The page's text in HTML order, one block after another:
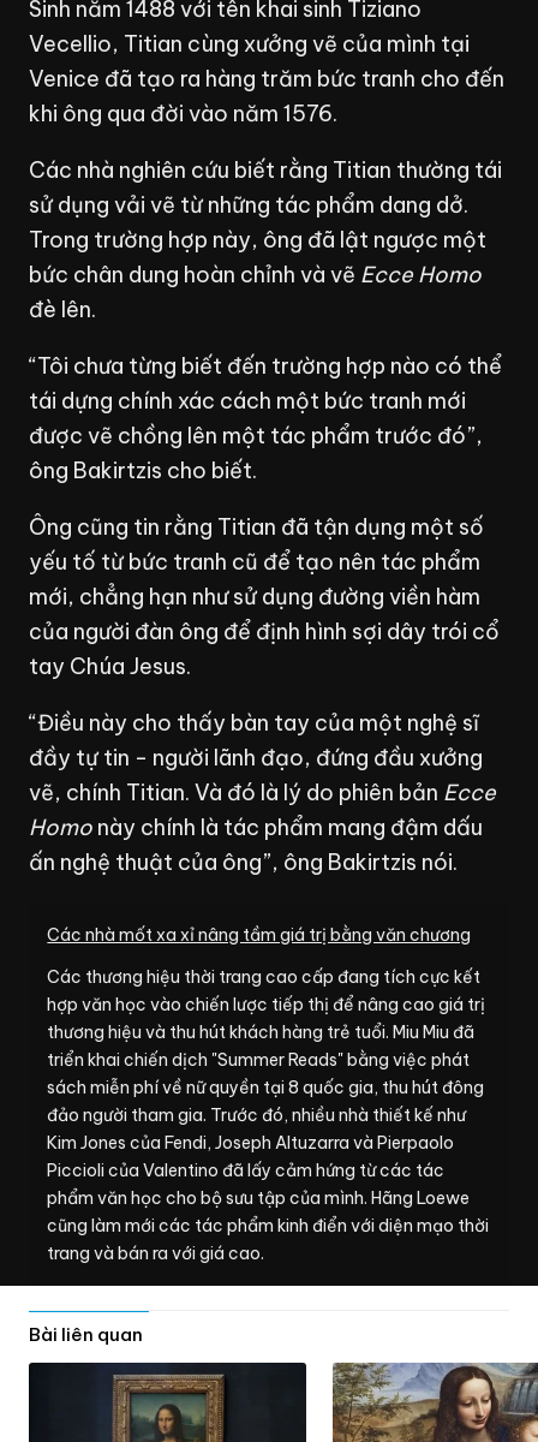
Sinh năm 1488 với tên khai sinh Tiziano
Vecellio, Titian cùng xưởng vẽ của mình tại
Venice đã tạo ra hàng trăm bức tranh cho đến
khi ông qua đời vào năm 1576.
Các nhà nghiên cứu biết rằng Titian thường tái
sử dụng vải vẽ từ những tác phẩm dang dở.
Trong trường hợp này, ông đã lật ngược một
bức chân dung hoàn chỉnh và vẽ Ecce Homo
đè lên.
“Tôi chưa từng biết đến trường hợp nào có thể
tái dựng chính xác cách một bức tranh mới
được vẽ chồng lên một tác phẩm trước đó”,
ông Bakirtzis cho biết.
Ông cũng tin rằng Titian đã tận dụng một số
yếu tố từ bức tranh cũ để tạo nên tác phẩm
mới, chẳng hạn như sử dụng đường viền hàm
của người đàn ông để định hình sợi dây trói cổ
tay Chúa Jesus.
“Điều này cho thấy bàn tay của một nghệ sĩ
đầy tự tin - người lãnh đạo, đứng đầu xưởng
vẽ, chính Titian. Và đó là lý do phiên bản Ecce
Homo này chính là tác phẩm mang đậm dấu
ấn nghệ thuật của ông”, ông Bakirtzis nói.
Các nhà mốt xa xỉ nâng tầm giá trị bằng văn chương
Các thương hiệu thời trang cao cấp đang tích cực kết
hợp văn học vào chiến lược tiếp thị để nâng cao giá trị
thương hiệu và thu hút khách hàng trẻ tuổi. Miu Miu đã
triển khai chiến dịch "Summer Reads" bằng việc phát
sách miễn phí về nữ quyền tại 8 quốc gia, thu hút đông
đảo người tham gia. Trước đó, nhiều nhà thiết kế như
Kim Jones của Fendi, Joseph Altuzarra và Pierpaolo
Piccioli của Valentino đã lấy cảm hứng từ các tác
phẩm văn học cho bộ sưu tập của mình. Hãng Loewe
cũng làm mới các tác phẩm kinh điển với diện mạo thời
trang và bán ra với giá cao.
Bài liên quan